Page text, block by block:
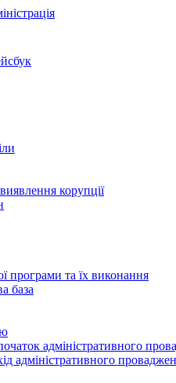
корупції
програми та їх виконання
база
адміністративного
адміністративного